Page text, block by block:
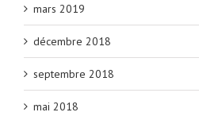
mars 2019
décembre 2018
septembre 2018
mai 2018